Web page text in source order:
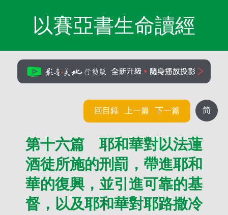
以賽亞書生命讀經
简
回目錄 上一篇 下一篇
第十六篇 耶和華對以法蓮
酒徒所施的刑罰，帶進耶和
華的復興，並引進可靠的基
督，以及耶和華對耶路撒冷